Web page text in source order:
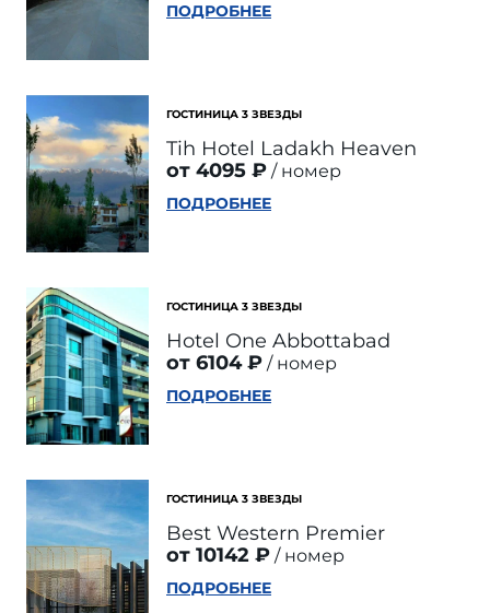
ПОДРОБНЕЕ
ГОСТИНИЦА 3 ЗВЕЗДЫ
Tih Hotel Ladakh Heaven
от 4095 ₽
номер
ПОДРОБНЕЕ
ГОСТИНИЦА 3 ЗВЕЗДЫ
Hotel One Abbottabad
от 6104 ₽
номер
ПОДРОБНЕЕ
ГОСТИНИЦА 3 ЗВЕЗДЫ
Best Western Premier
от 10142 ₽
номер
ПОДРОБНЕЕ